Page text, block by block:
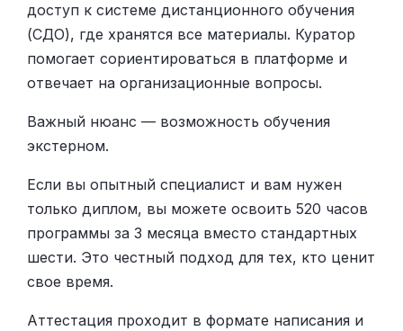
доступ к системе дистанционного обучения
(СДО), где хранятся все материалы. Куратор
помогает сориентироваться в платформе и
отвечает на организационные вопросы.
Важный нюанс — возможность обучения
экстерном.
Если вы опытный специалист и вам нужен
только диплом, вы можете освоить 520 часов
программы за 3 месяца вместо стандартных
шести. Это честный подход для тех, кто ценит
свое время.
Аттестация проходит в формате написания и